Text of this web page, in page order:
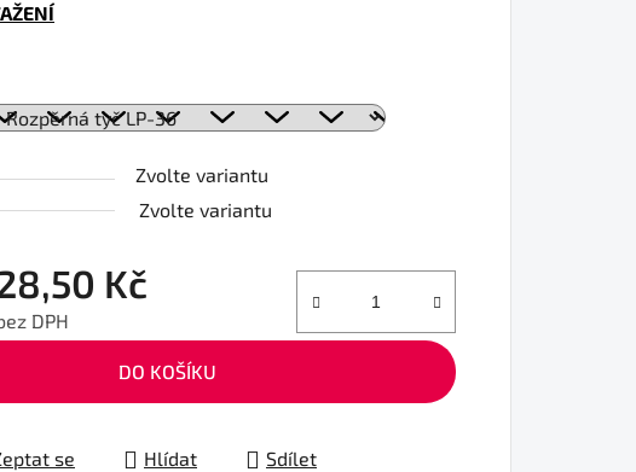
Zvolte variantu
Zvolte variantu
Kč
DPH
DO KOŠÍKU
se Hlídat Sdílet